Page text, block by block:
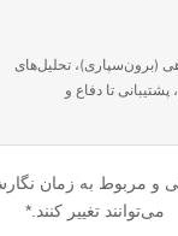
(برون‌سپاری)، تحلیل‌های
تا دفاع و
و مربوط به زمان
می‌توانند تغییر کنند.*